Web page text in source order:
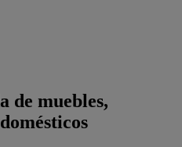
de muebles,